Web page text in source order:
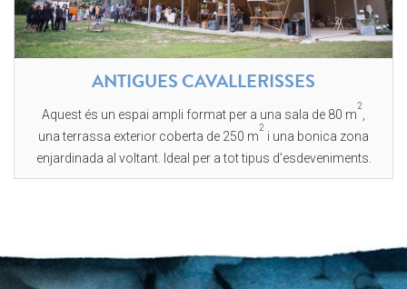
ANTIGUES CAVALLERISSES
Aquest és un espai ampli format per a una sala de 80 m
2
una terrassa exterior coberta de 250 m
2
i una bonica zona
enjardinada al voltant. Ideal per a tot tipus d’esdeveniments.